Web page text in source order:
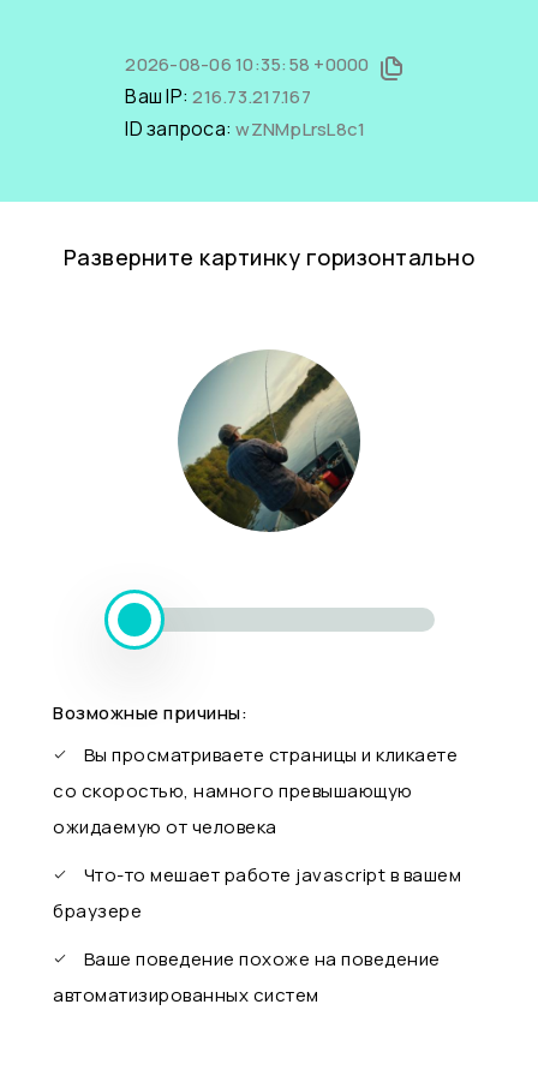
2026-08-06 10:35:58 +0000
Ваш IP:216.73.217.167
ID запроса:wZNMpLrsL8c1
Разверните картинку горизонтально
Возможные причины:
Вы просматриваете страницы и кликаете
со скоростью, намного превышающую
ожидаемую от человека
Что-то мешает работе javascript в вашем
браузере
Ваше поведение похоже на поведение
автоматизированных систем